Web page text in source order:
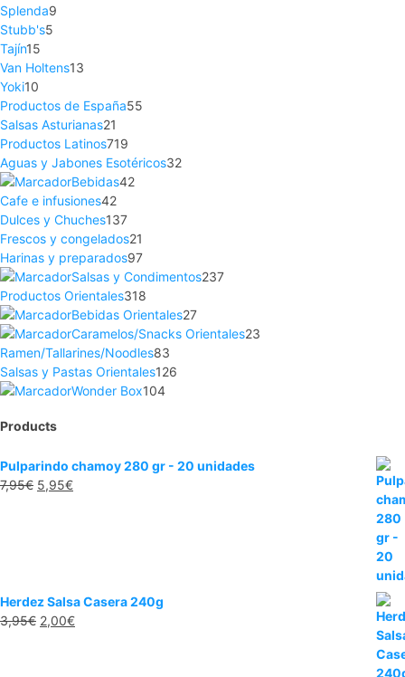
Splenda9
Stubb's5
Tajín15
Van Holtens13
Yoki10
Productos de España55
Salsas Asturianas21
Productos Latinos719
Aguas y Jabones Esotéricos32
Bebidas42
Cafe e infusiones42
Dulces y Chuches137
Frescos y congelados21
Harinas y preparados97
Salsas y Condimentos237
Productos Orientales318
Bebidas Orientales27
Caramelos/Snacks Orientales23
Ramen/Tallarines/Noodles83
Salsas y Pastas Orientales126
Wonder Box104
Products
Pulparindo chamoy 280 gr - 20 unidades
7,95€ 5,95€
Herdez Salsa Casera 240g
3,95€ 2,00€